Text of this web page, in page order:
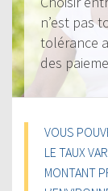
n’est pas
tolérance
des
VOUS
LE TAUX
MONTANT